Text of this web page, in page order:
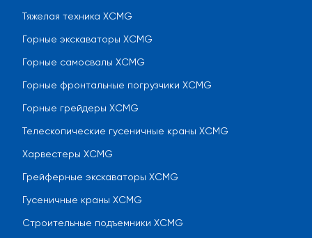
Тяжелая техника XCMG
Горные экскаваторы XCMG
Горные самосвалы XCMG
Горные фронтальные погрузчики XCMG
Горные грейдеры XCMG
Телескопические гусеничные краны XCMG
Харвестеры XCMG
Грейферные экскаваторы XCMG
Гусеничные краны XCMG
Строительные подъемники XCMG